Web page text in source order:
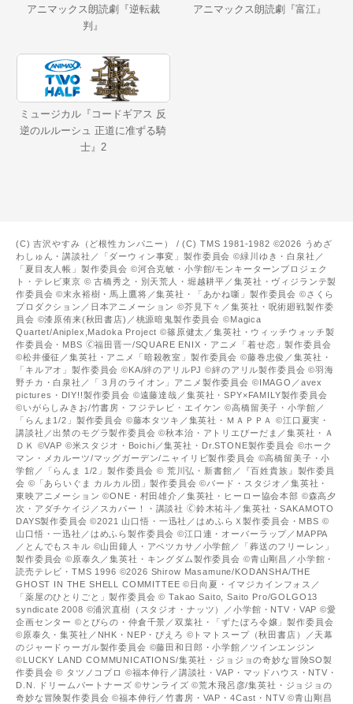
アニマックス朗読劇『逆転裁
判』
アニマックス朗読劇『富江』
ミュージカル『コードギアス 反
逆のルルーシュ 正道に准ずる騎
士』2
(C) 吉沢やすみ（ど根性カンパニー） / (C) TMS 1981-1982 ©2026 うめざ
わしゅん・講談社／「ダーウィン事変」製作委員会 ©緑川ゆき・白泉社／
「夏目友人帳」製作委員会 ©河合克敏・小学館/モンキーターンプロジェク
ト・テレビ東京 © 古橋秀之・別天荒人・堀越耕平／集英社・ヴィジランテ製
作委員会 ©末永裕樹・馬上鷹将／集英社・「あかね噺」製作委員会 ©さくら
プロダクション／日本アニメーション ©芥見下々／集英社・呪術廻戦製作委
員会 ©漆原侑来(秋田書店)／桃源暗鬼製作委員会 ©Magica
Quartet/Aniplex,Madoka Project ©篠原健太／集英社・ウィッチウォッチ製
作委員会・MBS 🄫福田晋一/SQUARE ENIX・アニメ「着せ恋」製作委員会
©松井優征／集英社・アニメ「暗殺教室」製作委員会 ©藤巻忠俊／集英社・
「キルアオ」製作委員会 ©KA/絆のアリルPJ ©絆のアリル製作委員会 ©羽海
野チカ・白泉社／「３月のライオン」アニメ製作委員会 ©IMAGO／avex
pictures・DIY!!製作委員会 ©遠藤達哉／集英社・SPY×FAMILY製作委員会
©いがらしみきお/竹書房・フジテレビ・エイケン ©高橋留美子・小学館／
「らんま1/2」製作委員会 ©藤本タツキ／集英社・ＭＡＰＰＡ ©江口夏実・
講談社／出禁のモグラ製作委員会 ©秋本治・アトリエびーだま／集英社・Ａ
ＤＫ ©VAP ©米スタジオ・Boichi／集英社・Dr.STONE製作委員会 ©ホーク
マン・メカルーツ/マッグガーデン/ニャイリビ製作委員会 ©高橋留美子・小
学館／「らんま 1/2」製作委員会 © 荒川弘・新書館／『百姓貴族』製作委員
会 ©「あらいぐま カルカル団」製作委員会 ©バード・スタジオ／集英社・
東映アニメーション ©ONE・村田雄介／集英社・ヒーロー協会本部 ©森高夕
次・アダチケイジ／スカパー！・講談社 🄫鈴木祐斗／集英社・SAKAMOTO
DAYS製作委員会 ©2021 山口悟・一迅社／はめふらＸ製作委員会・MBS ©
山口悟・一迅社／はめふら製作委員会 ©江口連・オーバーラップ／MAPPA
／とんでもスキル ©山田鐘人・アベツカサ／小学館／「葬送のフリーレン」
製作委員会 ©原泰久／集英社・キングダム製作委員会 ©青山剛昌／小学館・
読売テレビ・TMS 1996 ©2026 Shirow Masamune/KODANSHA/THE
GHOST IN THE SHELL COMMITTEE ©日向夏・イマジカインフォス／
「薬屋のひとりごと」製作委員会 © Takao Saito, Saito Pro/GOLGO13
syndicate 2008 ©浦沢直樹（スタジオ・ナッツ）／小学館・NTV・VAP ©愛
企画センター ©とびらの・仲倉千景／双葉社・「ずたぼろ令嬢」製作委員会
©原泰久・集英社／NHK・NEP・ぴえろ ©トマトスープ（秋田書店）／天幕
のジャードゥーガル製作委員会 ©藤田和日郎・小学館／ツインエンジン
©LUCKY LAND COMMUNICATIONS/集英社・ジョジョの奇妙な冒険SO製
作委員会 © タツノコプロ ©福本伸行／講談社・VAP・マッドハウス・NTV・
D.N. ドリームパートナーズ ©サンライズ ©荒木飛呂彦/集英社・ジョジョの
奇妙な冒険製作委員会 ©福本伸行／竹書房・VAP・4Cast・NTV ©青山剛昌